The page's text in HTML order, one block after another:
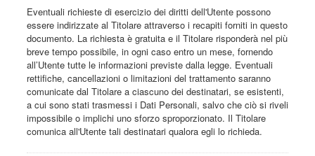
Eventuali richieste di esercizio dei diritti dell'Utente possono
essere indirizzate al Titolare attraverso i recapiti forniti in questo
documento. La richiesta è gratuita e il Titolare risponderà nel più
breve tempo possibile, in ogni caso entro un mese, fornendo
all’Utente tutte le informazioni previste dalla legge. Eventuali
rettifiche, cancellazioni o limitazioni del trattamento saranno
comunicate dal Titolare a ciascuno dei destinatari, se esistenti,
a cui sono stati trasmessi i Dati Personali, salvo che ciò si riveli
impossibile o implichi uno sforzo sproporzionato. Il Titolare
comunica all'Utente tali destinatari qualora egli lo richieda.